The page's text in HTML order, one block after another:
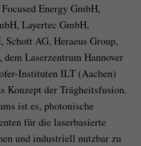
Energy GmbH,
Layertec GmbH,
Schott AG, Heraeus Group,
Laserzentrum Hannover
Instituten ILT (Aachen)
Konzept der Trägheitsfusion.
ist es, photonische
für die laserbasierte
und industriell nutzbar zu